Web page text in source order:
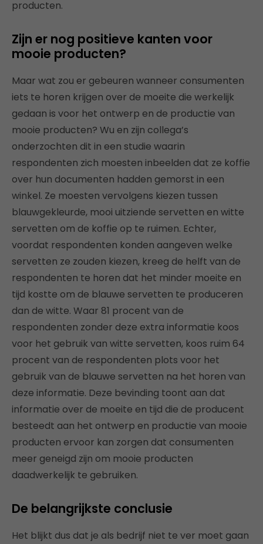
producten.
Zijn er nog positieve kanten voor
mooie producten?
Maar wat zou er gebeuren wanneer consumenten
iets te horen krijgen over de moeite die werkelijk
gedaan is voor het ontwerp en de productie van
mooie producten? Wu en zijn collega’s
onderzochten dit in een studie waarin
respondenten zich moesten inbeelden dat ze koffie
over hun documenten hadden gemorst in een
winkel. Ze moesten vervolgens kiezen tussen
blauwgekleurde, mooi uitziende servetten en witte
servetten om de koffie op te ruimen. Echter,
voordat respondenten konden aangeven welke
servetten ze zouden kiezen, kreeg de helft van de
respondenten te horen dat het minder moeite en
tijd kostte om de blauwe servetten te produceren
dan de witte. Waar 81 procent van de
respondenten zonder deze extra informatie koos
voor het gebruik van witte servetten, koos ruim 64
procent van de respondenten plots voor het
gebruik van de blauwe servetten na het horen van
deze informatie. Deze bevinding toont aan dat
informatie over de moeite en tijd die de producent
besteedt aan het ontwerp en productie van mooie
producten ervoor kan zorgen dat consumenten
meer geneigd zijn om mooie producten
daadwerkelijk te gebruiken.
De belangrijkste conclusie
Het blijkt dus dat je als bedrijf niet te ver moet gaan